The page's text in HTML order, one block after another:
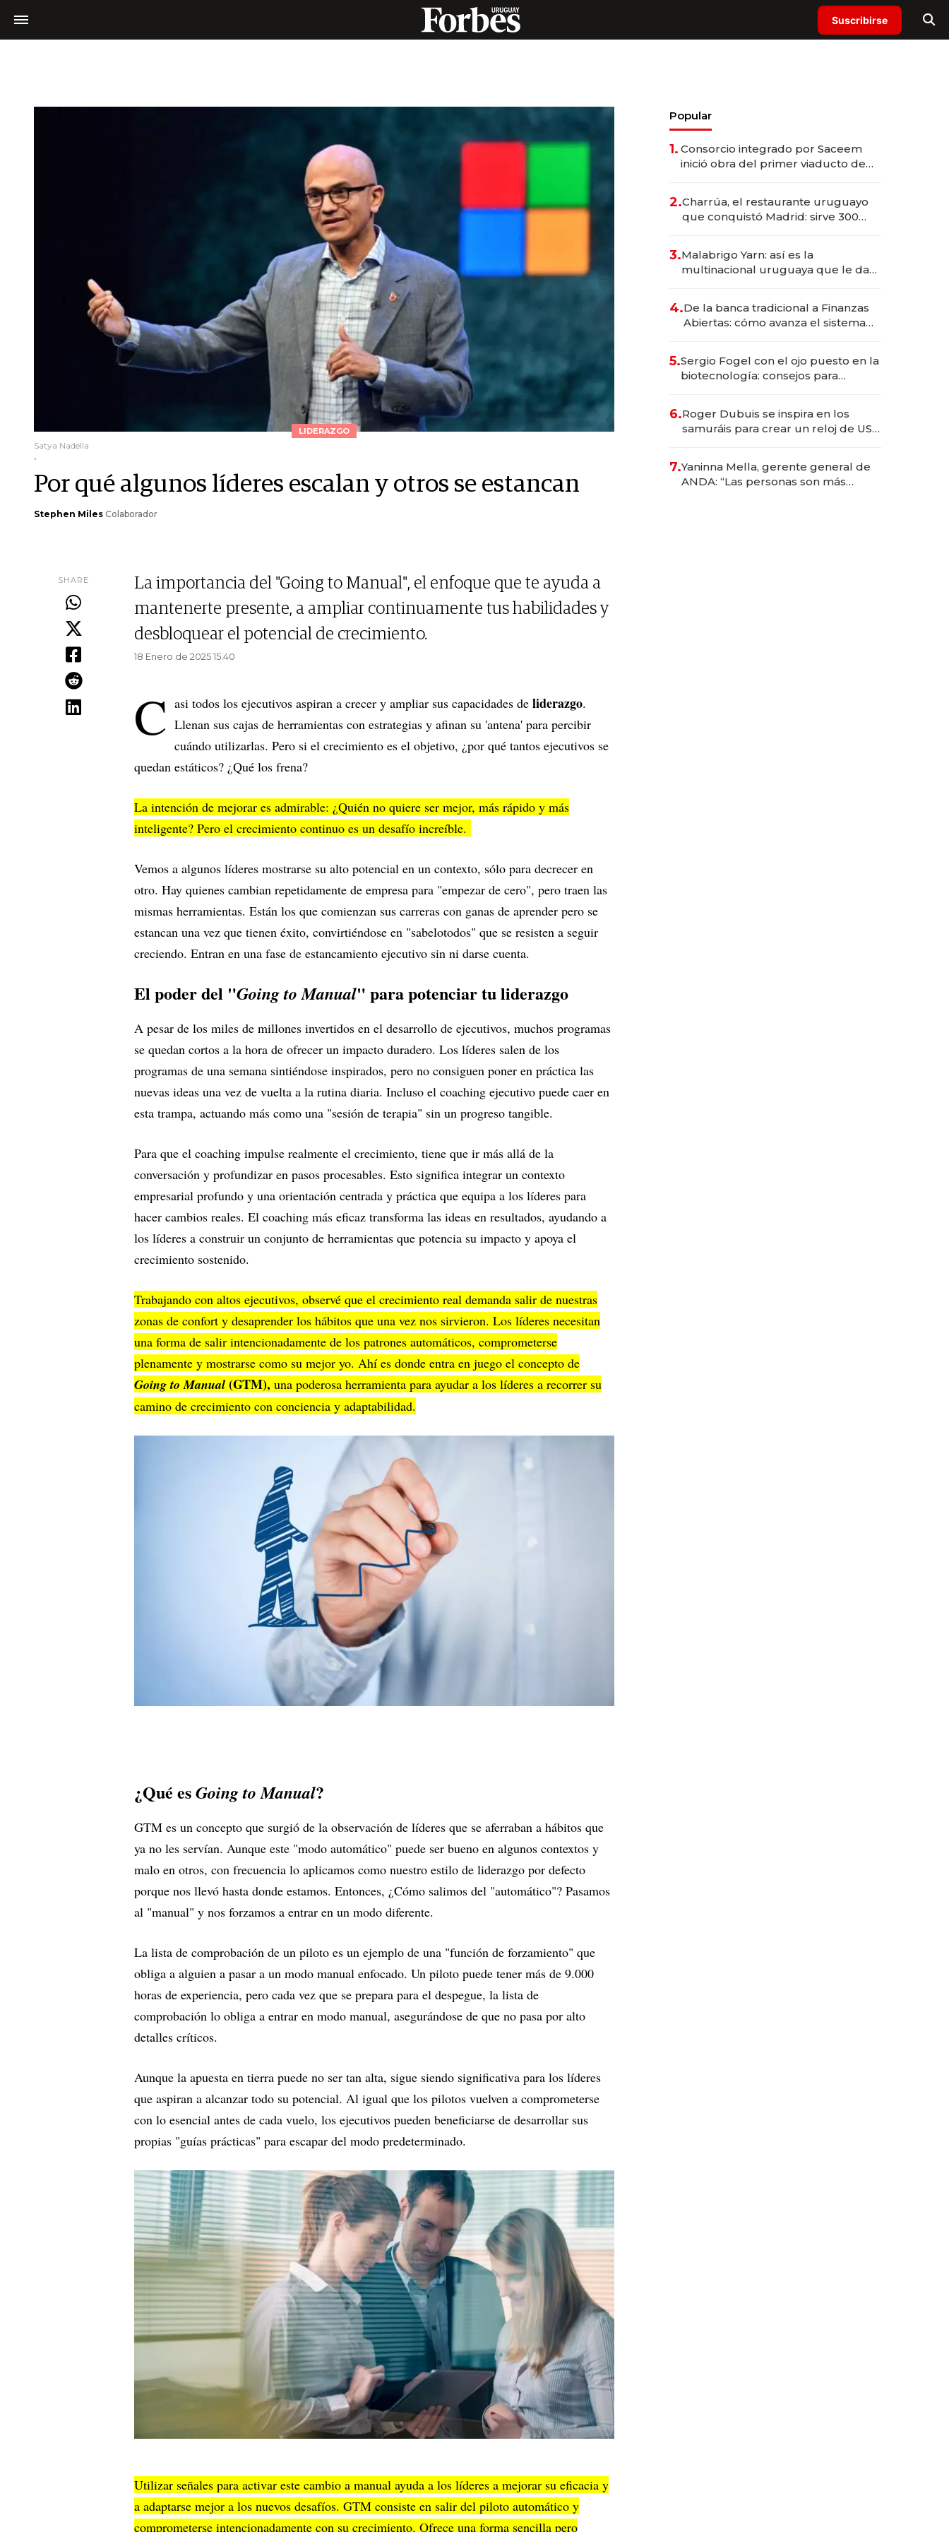
Suscribirse
LIDERAZGO
Satya Nadella
.
Por qué algunos líderes escalan y otros se estancan
Stephen Miles Colaborador
SHARE
La importancia del "Going to Manual", el enfoque que te ayuda a
mantenerte presente, a ampliar continuamente tus habilidades y
desbloquear el potencial de crecimiento.
18 Enero de 2025 15.40
C asi todos los ejecutivos aspiran a crecer y ampliar sus capacidades de liderazgo.
Llenan sus cajas de herramientas con estrategias y afinan su 'antena' para percibir
cuándo utilizarlas. Pero si el crecimiento es el objetivo, ¿por qué tantos ejecutivos se
quedan estáticos? ¿Qué los frena?
La intención de mejorar es admirable: ¿Quién no quiere ser mejor, más rápido y más
inteligente? Pero el crecimiento continuo es un desafío increíble.
Vemos a algunos líderes mostrarse su alto potencial en un contexto, sólo para decrecer en
otro. Hay quienes cambian repetidamente de empresa para "empezar de cero", pero traen las
mismas herramientas. Están los que comienzan sus carreras con ganas de aprender pero se
estancan una vez que tienen éxito, convirtiéndose en "sabelotodos" que se resisten a seguir
creciendo. Entran en una fase de estancamiento ejecutivo sin ni darse cuenta.
El poder del "Going to Manual" para potenciar tu liderazgo
A pesar de los miles de millones invertidos en el desarrollo de ejecutivos, muchos programas
se quedan cortos a la hora de ofrecer un impacto duradero. Los líderes salen de los
programas de una semana sintiéndose inspirados, pero no consiguen poner en práctica las
nuevas ideas una vez de vuelta a la rutina diaria. Incluso el coaching ejecutivo puede caer en
esta trampa, actuando más como una "sesión de terapia" sin un progreso tangible.
Para que el coaching impulse realmente el crecimiento, tiene que ir más allá de la
conversación y profundizar en pasos procesables. Esto significa integrar un contexto
empresarial profundo y una orientación centrada y práctica que equipa a los líderes para
hacer cambios reales. El coaching más eficaz transforma las ideas en resultados, ayudando a
los líderes a construir un conjunto de herramientas que potencia su impacto y apoya el
crecimiento sostenido.
Trabajando con altos ejecutivos, observé que el crecimiento real demanda salir de nuestras
zonas de confort y desaprender los hábitos que una vez nos sirvieron. Los líderes necesitan
una forma de salir intencionadamente de los patrones automáticos, comprometerse
plenamente y mostrarse como su mejor yo. Ahí es donde entra en juego el concepto de
Going to Manual (GTM), una poderosa herramienta para ayudar a los líderes a recorrer su
camino de crecimiento con conciencia y adaptabilidad.
¿Qué esGoing to Manual?
GTM es un concepto que surgió de la observación de líderes que se aferraban a hábitos que
ya no les servían. Aunque este "modo automático" puede ser bueno en algunos contextos y
malo en otros, con frecuencia lo aplicamos como nuestro estilo de liderazgo por defecto
porque nos llevó hasta donde estamos. Entonces, ¿Cómo salimos del "automático"? Pasamos
al "manual" y nos forzamos a entrar en un modo diferente.
La lista de comprobación de un piloto es un ejemplo de una "función de forzamiento" que
obliga a alguien a pasar a un modo manual enfocado. Un piloto puede tener más de 9.000
horas de experiencia, pero cada vez que se prepara para el despegue, la lista de
comprobación lo obliga a entrar en modo manual, asegurándose de que no pasa por alto
detalles críticos.
Aunque la apuesta en tierra puede no ser tan alta, sigue siendo significativa para los líderes
que aspiran a alcanzar todo su potencial. Al igual que los pilotos vuelven a comprometerse
con lo esencial antes de cada vuelo, los ejecutivos pueden beneficiarse de desarrollar sus
propias "guías prácticas" para escapar del modo predeterminado.
Utilizar señales para activar este cambio a manual ayuda a los líderes a mejorar su eficacia y
a adaptarse mejor a los nuevos desafíos. GTM consiste en salir del piloto automático y
comprometerse intencionadamente con su crecimiento. Ofrece una forma sencilla pero
Popular
1. Consorcio integrado por Saceem
inició obra del primer viaducto de
millones
2.Charrúa, el restaurante uruguayo
que conquistó Madrid: sirve 300
prepara apertura
3.Malabrigo Yarn: así es la
multinacional uruguaya que le da
4.De la banca tradicional a Finanzas
Abiertas: cómo avanza el sistema
5.Sergio Fogel con el ojo puesto en la
biotecnología: consejos para
6.Roger Dubuis se inspira en los
samuráis para crear un reloj de US$
7.Yaninna Mella, gerente general de
ANDA: “Las personas son más